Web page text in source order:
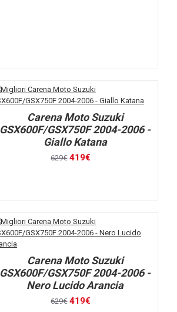
Carena Moto Suzuki
GSX600F/GSX750F 2004-2006 -
Giallo Katana
629€ 419€
Carena Moto Suzuki
GSX600F/GSX750F 2004-2006 -
Nero Lucido Arancia
629€ 419€